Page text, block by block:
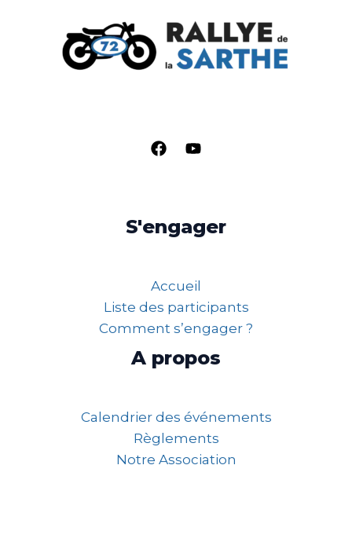
S'engager
Accueil
Liste des participants
Comment s’engager ?
A propos
Calendrier des événements
Règlements
Notre Association